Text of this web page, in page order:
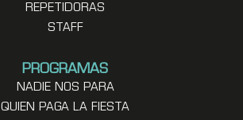
REPETIDORAS
STAFF
PROGRAMAS
NADIE NOS PARA
QUIEN PAGA LA FIESTA